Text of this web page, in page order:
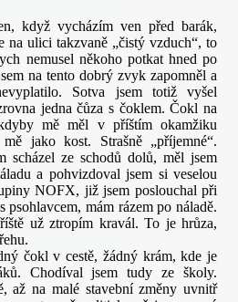
když vycházím ven před barák,
ulici takzvaně „čistý vzduch“, to
nemusel někoho potkat hned po
na tento dobrý zvyk zapomněl a
Sotva jsem totiž vyšel
jedna čůza s čoklem. Čokl na
mě měl v příštím okamžiku
jako kost. Strašně „příjemné“.
scházel ze schodů dolů, měl jsem
a pohvizdoval jsem si veselou
NOFX, již jsem poslouchal při
psohlavcem, mám rázem po náladě.
už ztropím kravál. To je hrůza,
čokl v cestě, žádný krám, kde je
Chodíval jsem tudy ze školy.
až na malé stavební změny uvnitř